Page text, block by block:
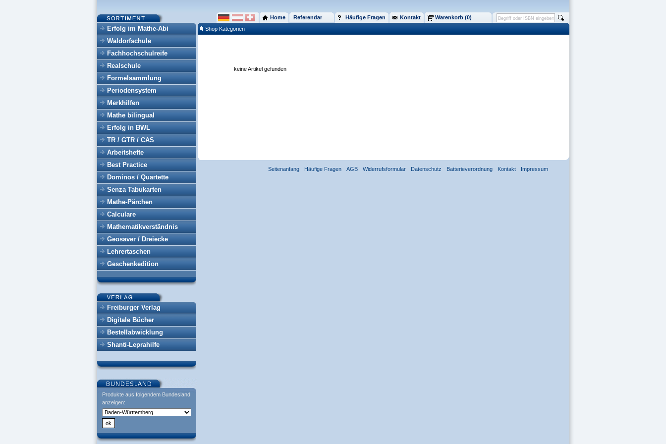
Erfolg im Mathe-Abi
Waldorfschule
Fachhochschulreife
Realschule
Formelsammlung
Periodensystem
Merkhilfen
Mathe bilingual
Erfolg in BWL
TR / GTR / CAS
Arbeitshefte
Best Practice
Dominos / Quartette
Senza Tabukarten
Mathe-Pärchen
Calculare
Mathematikverständnis
Geosaver / Dreiecke
Lehrertaschen
Geschenkedition
Freiburger Verlag
Digitale Bücher
Bestellabwicklung
Shanti-Leprahilfe
Produkte aus folgendem Bundesland
anzeigen:
Home Referendar Häufige Fragen Kontakt
Warenkorb (0)
Shop Kategorien
keine Artikel gefunden
Seitenanfang Häufige Fragen AGB Widerrufsformular Datenschutz Batterieverordnung Kontakt Impressum